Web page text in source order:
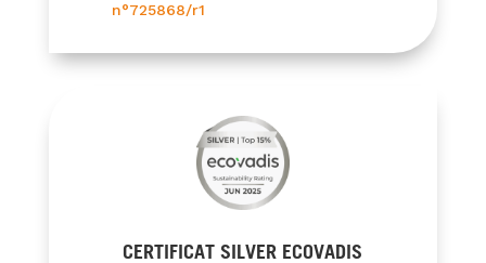
n°725868/r1
CERTIFICAT SILVER ECOVADIS